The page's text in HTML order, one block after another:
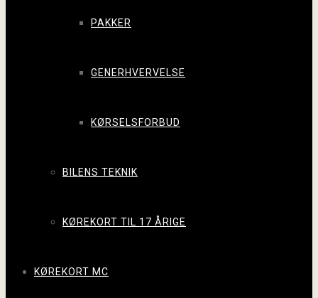
PAKKER
GENERHVERVELSE
KØRSELSFORBUD
BILENS TEKNIK
KØREKORT TIL 17 ÅRIGE
KØREKORT MC